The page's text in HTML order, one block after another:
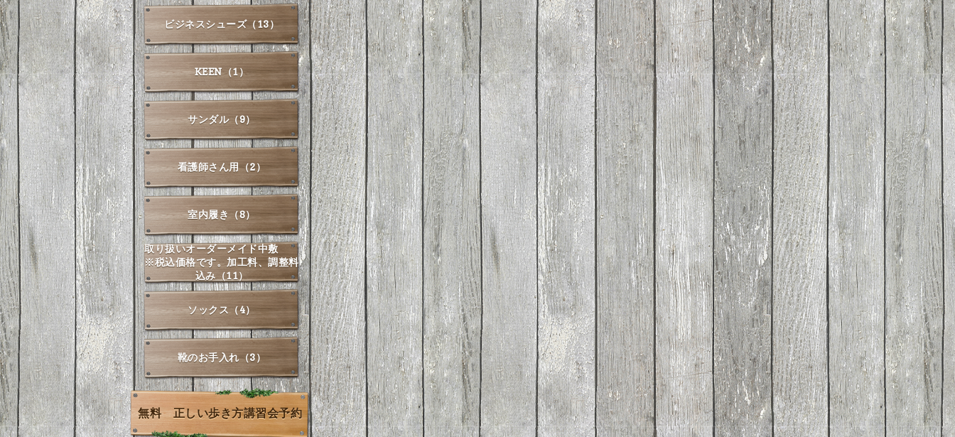
ビジネスシューズ（13）
KEEN（1）
サンダル（9）
看護師さん用（2）
室内履き（8）
取り扱いオーダーメイド中敷
※税込価格です。加工料、調整料
込み（11）
ソックス（4）
靴のお手入れ（3）
無料 正しい歩き方講習会予約